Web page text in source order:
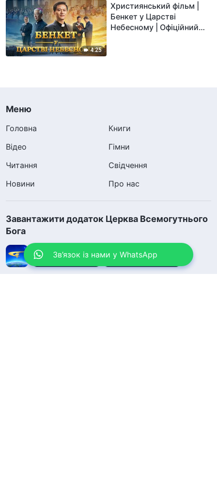
4:25
Християнський фільм |
Бенкет у Царстві
Небесному | Офіційний
Меню
Головна
Книги
Відео
Гімни
Читання
Свідчення
Новини
Про нас
Завантажити додаток Церква Всемогутнього
Бога
Зв’язок із нами у WhatsApp